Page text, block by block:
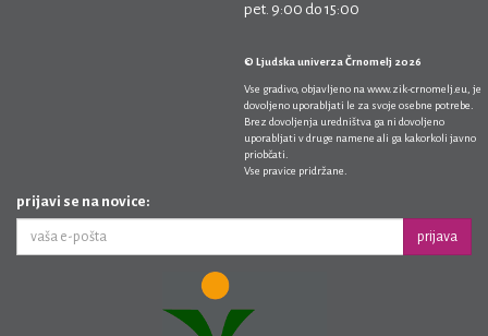
pet. 9:00 do 15:00
© Ljudska univerza Črnomelj 2026
Vse gradivo, objavljeno na www.zik-crnomelj.eu , je
dovoljeno uporabljati le za svoje osebne potrebe.
Brez dovoljenja uredništva ga ni dovoljeno
uporabljati v druge namene ali ga kakorkoli javno
priobčati.
Vse pravice pridržane.
prijavi se na novice:
prijava